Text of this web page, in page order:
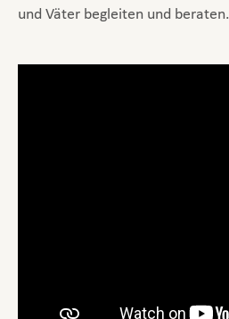
und Väter begleiten und beraten.